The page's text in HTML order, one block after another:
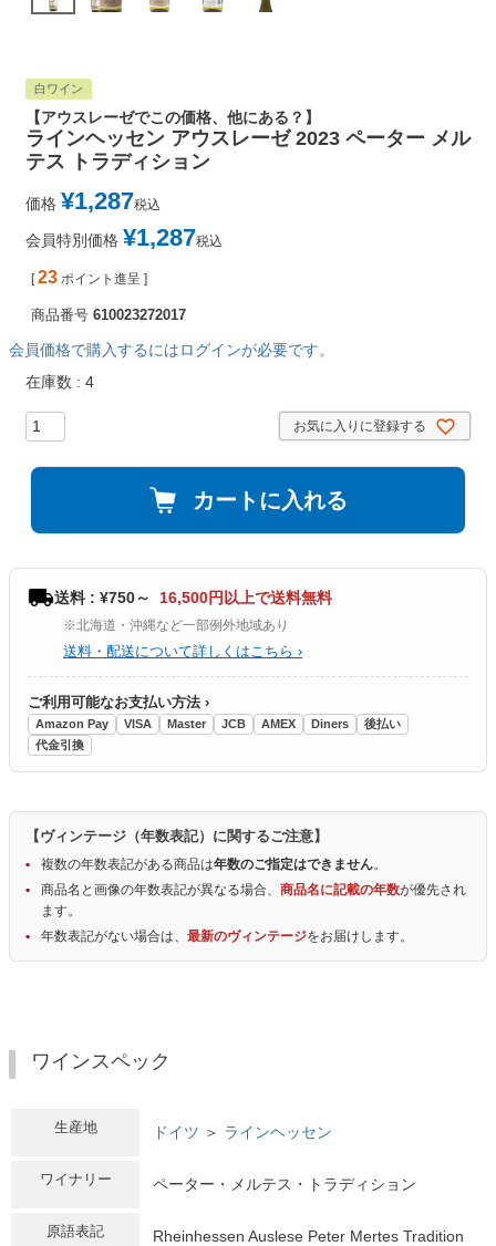
白ワイン
【アウスレーゼでこの価格、他にある？】
ラインヘッセン アウスレーゼ 2023 ペーター メル
テス トラディション
価格 ¥1,287税込
会員特別価格 ¥1,287税込
[ 23 ポイント進呈 ]
商品番号 610023272017
会員価格で購入するにはログインが必要です。
在庫数
4
お気に入りに登録する
カートに入れる
送料 : ¥750～ 16,500円以上で送料無料
※北海道・沖縄など一部例外地域あり
送料・配送について詳しくはこちら ›
ご利用可能なお支払い方法 ›
Amazon Pay VISA Master JCB AMEX Diners
後払い
代金引換
【ヴィンテージ（年数表記）に関するご注意】
複数の年数表記がある商品は年数のご指定はできません。
商品名と画像の年数表記が異なる場合、 商品名に記載の年数が優先され
ます。
年数表記がない場合は、 最新のヴィンテージをお届けします。
ワインスペック
生産地 ドイツ ＞ ラインヘッセン
ワイナリー ペーター・メルテス・トラディション
原語表記 Rheinhessen Auslese Peter Mertes Tradition